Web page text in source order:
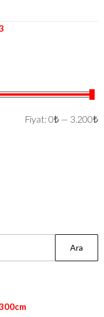
Fiyat: 0₺ — 3.200₺